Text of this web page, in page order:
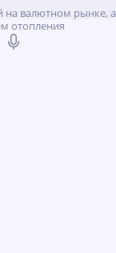
на валютном
отопления